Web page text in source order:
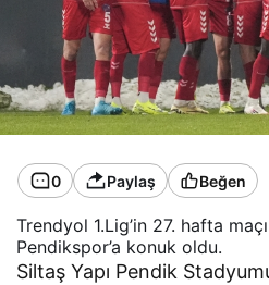
0 Paylaş Beğen
Trendyol 1.Lig’in 27. hafta
Pendikspor’a konuk oldu.
Siltaş Yapı Pendik